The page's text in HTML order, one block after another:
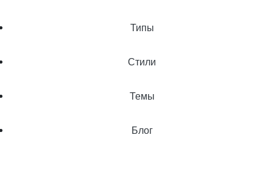
Типы
Стили
Темы
Блог